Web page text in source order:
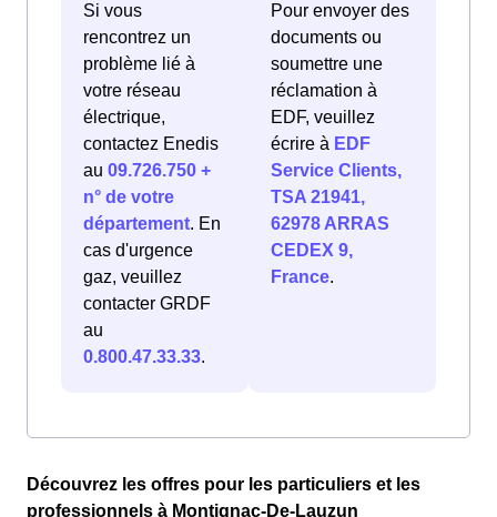
Si vous
rencontrez un
problème lié à
votre réseau
électrique,
contactez Enedis
au 09.726.750 +
n° de votre
département. En
cas d'urgence
gaz, veuillez
contacter GRDF
au
0.800.47.33.33.
Pour envoyer des
documents ou
soumettre une
réclamation à
EDF, veuillez
écrire à EDF
Service Clients,
TSA 21941,
62978 ARRAS
CEDEX 9,
France.
Découvrez les offres pour les particuliers et les
professionnels à Montignac-De-Lauzun